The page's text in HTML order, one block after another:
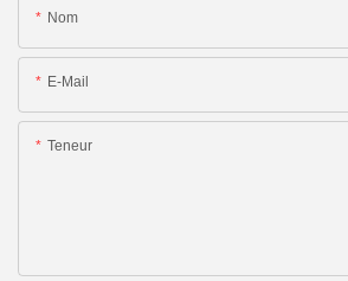
Nom
E-Mail
Teneur